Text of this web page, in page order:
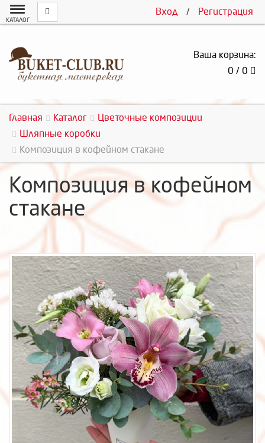
Вход / Регистрация
КАТАЛОГ
Ваша корзина:
0 / 0
Главная Каталог
Цветочные композиции
Шляпные коробки
Композиция в кофейном стакане
Композиция в кофейном
стакане